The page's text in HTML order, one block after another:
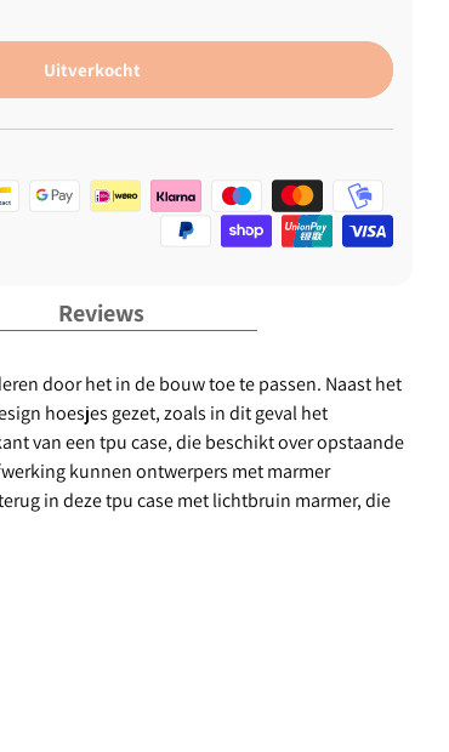
Uitverkocht
Reviews
door het in de bouw toe te passen. Naast het
hoesjes gezet, zoals in dit geval het
van een tpu case, die beschikt over opstaande
kunnen ontwerpers met marmer
in deze tpu case met lichtbruin marmer, die